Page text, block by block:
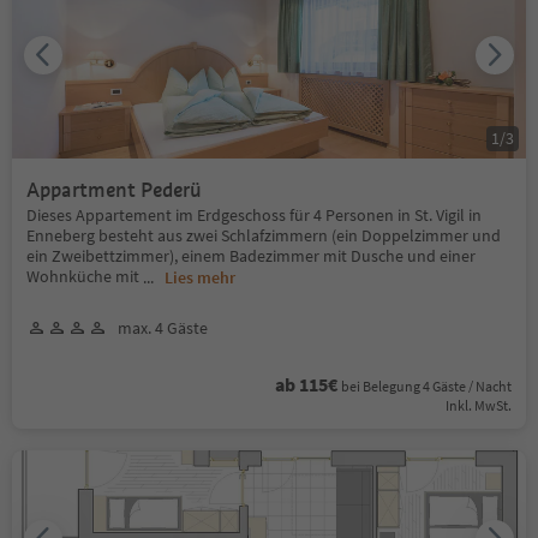
Appartment Pederü
Dieses Appartement im Erdgeschoss für 4 Personen in St. Vigil in
Enneberg besteht aus zwei Schlafzimmern (ein Doppelzimmer und
ein Zweibettzimmer), einem Badezimmer mit Dusche und einer
Wohnküche mit ... Lies mehr
max. 4 Gäste
ab 115€ bei Belegung 4 Gäste / Nacht
Inkl. MwSt.
1 /3